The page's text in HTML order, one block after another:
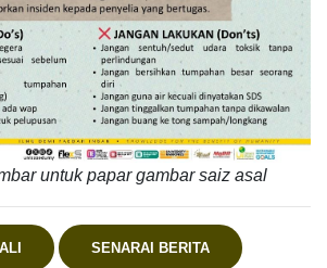
untuk papar gambar saiz asal
SENARAI BERITA